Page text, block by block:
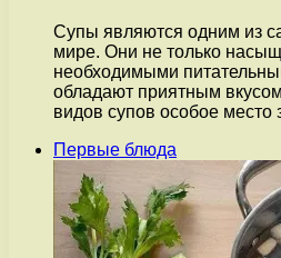
Супы являются одним из
мире. Они не только
необходимыми
обладают приятным
видов супов особое
Первые блюда